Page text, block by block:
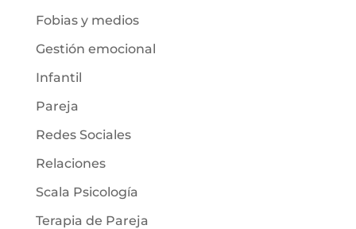
Fobias y medios
Gestión emocional
Infantil
Pareja
Redes Sociales
Relaciones
Scala Psicología
Terapia de Pareja